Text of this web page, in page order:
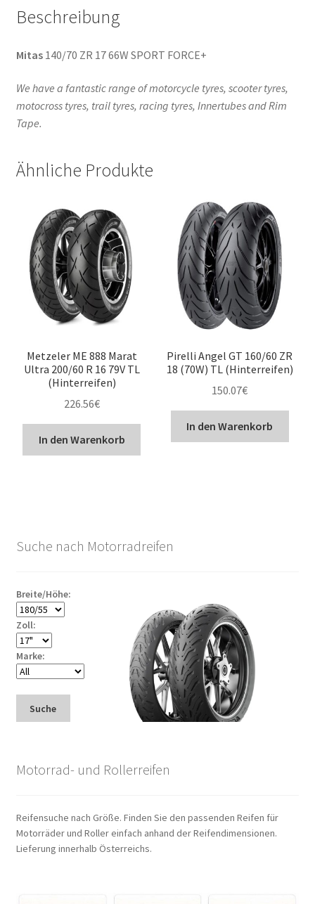
Beschreibung
Mitas140/70 ZR 17 66W SPORT FORCE+
We have a fantastic range of motorcycle tyres, scooter tyres,
motocross tyres, trail tyres, racing tyres, Innertubes and Rim
Tape.
Ähnliche Produkte
Metzeler ME 888 Marat
Ultra 200/60 R 16 79V TL
(Hinterreifen)
226.56€
In den Warenkorb
Pirelli Angel GT 160/60 ZR
18 (70W) TL (Hinterreifen)
150.07€
In den Warenkorb
Suche nach Motorradreifen
Breite/Höhe:
Zoll:
Marke:
Suche
Motorrad- und Rollerreifen
Reifensuche nach Größe. Finden Sie den passenden Reifen für
Motorräder und Roller einfach anhand der Reifendimensionen.
Lieferung innerhalb Österreichs.